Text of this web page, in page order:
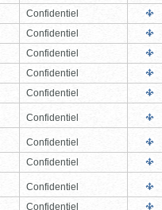
Confidentiel
Confidentiel
Confidentiel
Confidentiel
Confidentiel
Confidentiel
Confidentiel
Confidentiel
Confidentiel
Confidentiel